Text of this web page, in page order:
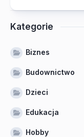
Kategorie
Biznes
Budownictwo
Dzieci
Edukacja
Hobby